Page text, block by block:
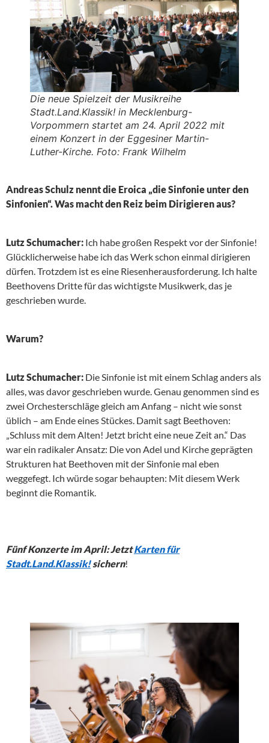
Die neue Spielzeit der Musikreihe
Stadt.Land.Klassik! in Mecklenburg-
Vorpommern startet am 24. April 2022 mit
einem Konzert in der Eggesiner Martin-
Luther-Kirche. Foto: Frank Wilhelm
Andreas Schulz nennt die Eroica „die Sinfonie unter den
Sinfonien“. Was macht den Reiz beim Dirigieren aus?
Lutz Schumacher: Ich habe großen Respekt vor der Sinfonie!
Glücklicherweise habe ich das Werk schon einmal dirigieren
dürfen. Trotzdem ist es eine Riesenherausforderung. Ich halte
Beethovens Dritte für das wichtigste Musikwerk, das je
geschrieben wurde.
Warum?
Lutz Schumacher: Die Sinfonie ist mit einem Schlag anders als
alles, was davor geschrieben wurde. Genau genommen sind es
zwei Orchesterschläge gleich am Anfang – nicht wie sonst
üblich – am Ende eines Stückes. Damit sagt Beethoven:
„Schluss mit dem Alten! Jetzt bricht eine neue Zeit an.“ Das
war ein radikaler Ansatz: Die von Adel und Kirche geprägten
Strukturen hat Beethoven mit der Sinfonie mal eben
weggefegt. Ich würde sogar behaupten: Mit diesem Werk
beginnt die Romantik.
Fünf Konzerte im April: JetztKarten für
Stadt.Land.Klassik!sichern!